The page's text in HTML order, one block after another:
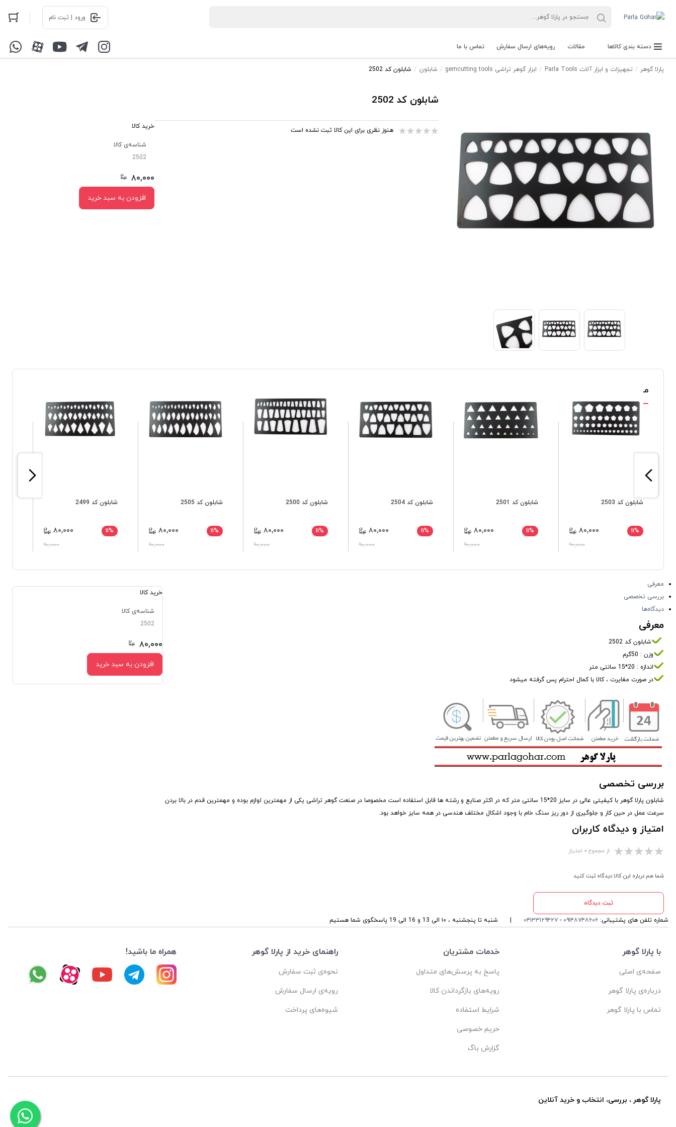
ورود | ثبت نام
دسته بندی کالاها مقالات رویه‌های ارسال سفارش تماس با ما
پارلا گوهر تجهیزات و ابزار آلات Parla Tools ابزار گوهر تراشی gemcutting tools شابلون شابلون کد 2502
شابلون کد 2502
هنوز نظری برای این کالا ثبت نشده است
خرید کالا
شناسه‌ی کالا
2502
۸۰,۰۰۰
افزودن به سبد خرید
محصولات مشابه
شابلون کد 2503
۱۱% ۸۰,۰۰۰
۹۰,۰۰۰
شابلون کد 2501
۱۱% ۸۰,۰۰۰
۹۰,۰۰۰
شابلون کد 2504
۱۱% ۸۰,۰۰۰
۹۰,۰۰۰
شابلون کد 2500
۱۱% ۸۰,۰۰۰
۹۰,۰۰۰
شابلون کد 2505
۱۱% ۸۰,۰۰۰
۹۰,۰۰۰
شابلون کد 2499
۱۱% ۸۰,۰۰۰
۹۰,۰۰۰
معرفی
بررسی تخصصی
دیدگاه‌ها
معرفی
شابلون کد 2502
وزن : 50گرم
اندازه : 20*15 سانتی متر
در صورت مغایرت ، کالا با کمال احترام پس گرفته میشود
بررسی تخصصی
شابلون پارلا گوهر با کیفیتی عالی در سایز 20*15 سانتی متر که در اکثر صنایع و رشته ها قابل استفاده است مخصوصا در صنعت گوهر تراشی یکی از مهمترین لوازم بوده و مهمترین قدم در بالا بردن
سرعت عمل در حین کار و جلوگیری از دور ریز سنگ خام با وجود اشکال مختلف هندسی در همه سایز خواهد بود.
امتیاز و دیدگاه کاربران
از مجموع ۰ امتیاز
شما هم درباره این کالا دیدگاه ثبت کنید
ثبت دیدگاه
خرید کالا
شناسه‌ی کالا
2502
۸۰,۰۰۰
افزودن به سبد خرید
شماره تلفن های پشتیبانی: ۰۹۱۴۸۷۴۸۶۰۶ - ۰۴۱۳۳۱۲۹۴۲۷ شنبه تا پنجشنبه ، ۱۰ الی 13 و 16 الی 19 پاسخگوی شما هستیم
با پارلا گوهر
صفحه‌ی اصلی
درباره‌ی پارلا گوهر
تماس با پارلا گوهر
خدمات مشتریان
پاسخ به پرسش‌های متداول
رویه‌های بازگرداندن کالا
شرایط استفاده
حریم خصوصی
گزارش باگ
راهنمای خرید از پارلا گوهر
نحوه‌ی ثبت سفارش
رویه‌ی ارسال سفارش
شیوه‌های پرداخت
همراه ما باشید!
پارلا گوهر ، بررسی، انتخاب و خرید آنلاین